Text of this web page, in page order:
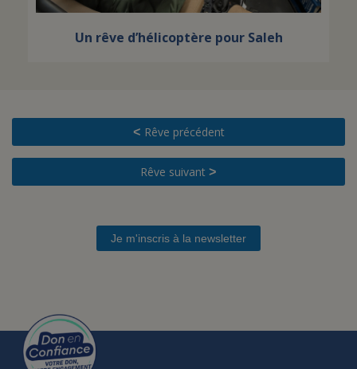
Un rêve d’hélicoptère pour Saleh
< Rêve précédent
Rêve suivant >
Je m'inscris à la newsletter